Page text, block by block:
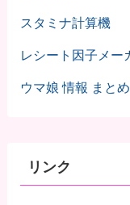
スタミナ計算機
レシート因子メー
ウマ娘 情報 まと
リンク